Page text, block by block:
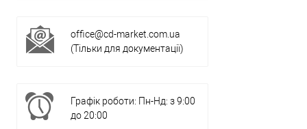
office@cd-market.com.ua
(Тільки для документації)
Графік роботи: Пн-Нд: з 9:00
до 20:00